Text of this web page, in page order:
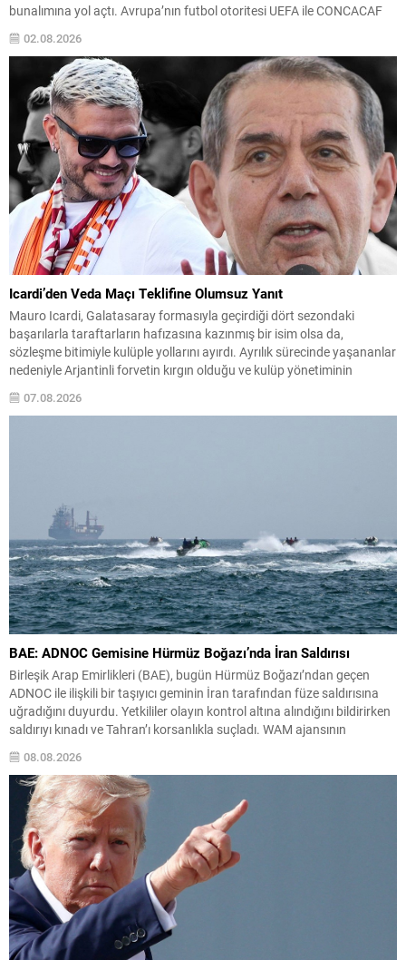
bunalımına yol açtı. Avrupa’nın futbol otoritesi UEFA ile CONCACAF
gibi konfederasyonlar, Infantino’ya karşı güvenlerini kamuoyuna
açıkladı ve sürecin şeffaflıktan uzak biçimde yürütüldüğünü ileri
02.08.2026
Icardi’den Veda Maçı Teklifine Olumsuz Yanıt
Mauro Icardi, Galatasaray formasıyla geçirdiği dört sezondaki
başarılarla taraftarların hafızasına kazınmış bir isim olsa da,
sözleşme bitimiyle kulüple yollarını ayırdı. Ayrılık sürecinde yaşananlar
nedeniyle Arjantinli forvetin kırgın olduğu ve kulüp yönetiminin
teklifine mesafeli yaklaştığı iddia ediliyor. Başkan Dursun Özbek’in
Icardi’ye yönelttiği veda maçı daveti gündeme geldi; ancak haberlere
07.08.2026
BAE: ADNOC Gemisine Hürmüz Boğazı’nda İran Saldırısı
Birleşik Arap Emirlikleri (BAE), bugün Hürmüz Boğazı’ndan geçen
ADNOC ile ilişkili bir taşıyıcı geminin İran tarafından füze saldırısına
uğradığını duyurdu. Yetkililer olayın kontrol altına alındığını bildirirken
saldırıyı kınadı ve Tahran’ı korsanlıkla suçladı. WAM ajansının
hedef alındığı belirtildi; ilerleyen dakikalarda ise BAE...
08.08.2026